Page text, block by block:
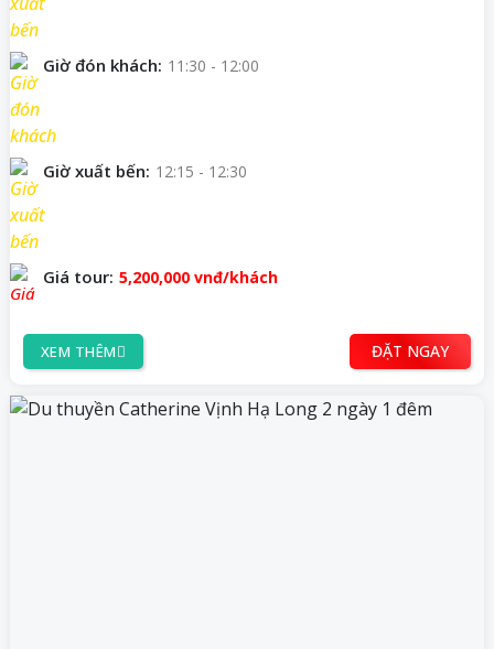
Giờ đón khách: 11:30 - 12:00
Giờ xuất bến: 12:15 - 12:30
Giá tour: 5,200,000 vnđ/khách
XEM THÊM ĐẶT NGAY